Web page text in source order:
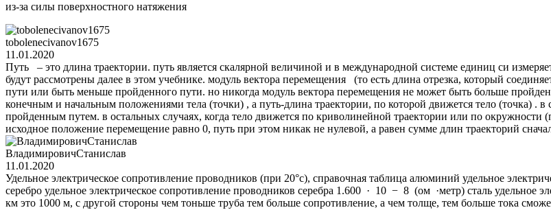
из-за силы поверхностного натяжения
tobolenecivanov1675
11.01.2020
Путь – это длина траектории. путь является скалярной величиной и в международной системе единиц си
будут рассмотрены далее в этом учебнике. модуль вектора перемещения (то есть длина отрезка, который
пути или быть меньше пройденного пути. но никогда модуль вектора перемещения не может быть больше
конечным и начальным положениями тела (точки) , а путь-длина траектории, по которой движется тело (точка) .
пройденным путем. в остальных случаях, когда тело движется по криволинейной траектории или по
исходное положение перемещение равно 0, путь при этом никак не нулевой, а равен сумме длин траекторий
ВладимировичСтанислав
11.01.2020
Удельное электрическое сопротивление проводников (при 20°c), справочная таблица алюминий удельное
серебро удельное электрическое сопротивление проводников серебра 1.600 · 10 − 8 (ом ·метр) сталь
км это 1000 м, с другой стороны чем тоньше труба тем больше сопротивление, а чем толще, тем больше тока